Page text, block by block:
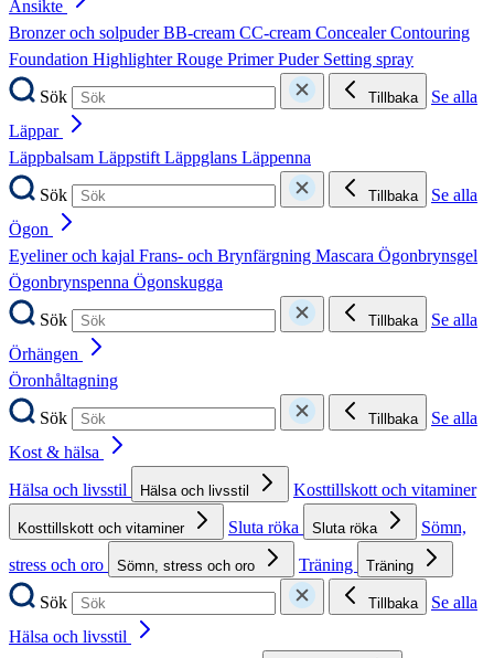
Ansikte
Bronzer och solpuderBB-cream CC-cream ConcealerContouring
Foundation HighlighterRouge PrimerPuder Setting spray
Sök
Tillbaka
Se alla
Läppar
Läppbalsam LäppstiftLäppglans Läppenna
Sök
Tillbaka
Se alla
Ögon
Eyeliner och kajal Frans- och Brynfärgning Mascara Ögonbrynsgel
Ögonbrynspenna Ögonskugga
Sök
Tillbaka
Se alla
Örhängen
Öronhåltagning
Sök
Tillbaka
Se alla
Kost & hälsa
Hälsa och livsstil
Hälsa och livsstil Kosttillskott och vitaminer
Kosttillskott och vitaminer Sluta röka Sluta röka
Sömn,
stress och oro
Sömn, stress och oro Träning Träning
Sök Tillbaka
Se alla
Hälsa och livsstil